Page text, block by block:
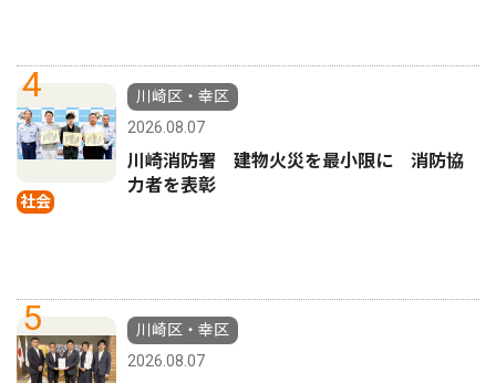
4
社会
川崎区・幸区
2026.08.07
川崎消防署 建物火災を最小限に 消防協
力者を表彰
5
川崎区・幸区
2026.08.07